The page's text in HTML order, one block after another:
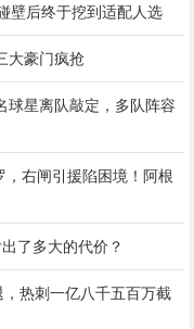
壁后终于挖到适配人选
大豪门疯抢
球星离队敲定，多队阵容
，右闸引援陷困境！阿根
了多大的代价？
热刺一亿八千五百万截